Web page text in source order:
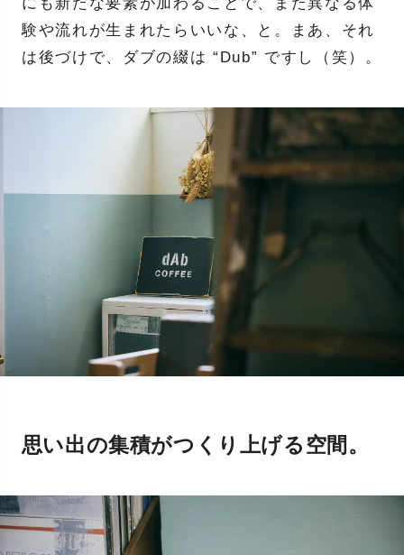
験や流れが生まれたらいいな、と。まあ、それ
は後づけで、ダブの綴は “Dub” ですし（笑）。
思い出の集積がつくり上げる空間。